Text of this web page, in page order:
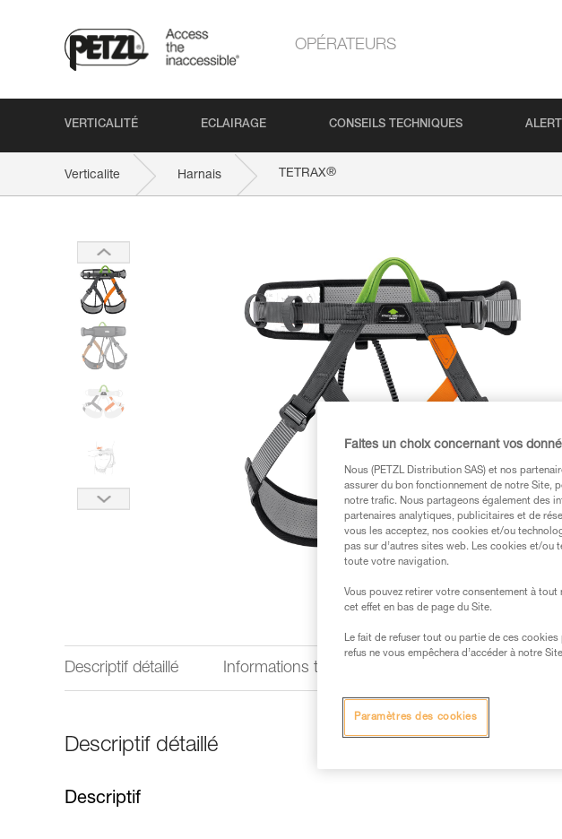
OPÉRATEURS
VERTICALITÉ ECLAIRAGE CONSEILS TECHNIQUES
Verticalite Harnais TETRAX®
Descriptif détaillé Informations techniques
Descriptif détaillé
Descriptif
Faites un choix concernant vos
Nous (PETZL Distribution SAS) et nos
assurer du bon fonctionnement de notre Site,
notre trafic. Nous partageons également des
partenaires analytiques, publicitaires et de
vous les acceptez, nos cookies et/ou
pas sur d’autres sites web. Les cookies et/
toute votre navigation.
Vous pouvez retirer votre consentement à
cet effet en bas de page du Site.
Le fait de refuser tout ou partie de ces
refus ne vous empêchera d’accéder à notre
Paramètres des cookies